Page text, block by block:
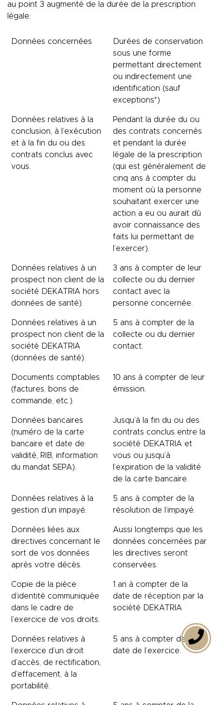
au point 3 augmenté de la durée de la prescription
légale.
Données concernées
Durées de conservation
sous une forme
permettant directement
ou indirectement une
identification (sauf
exceptions*)
Données relatives à la
conclusion, à l’exécution
et à la fin du ou des
contrats conclus avec
vous.
Pendant la durée du ou
des contrats concernés
et pendant la durée
légale de la prescription
(qui est généralement de
cinq ans à compter du
moment où la personne
souhaitant exercer une
action a eu ou aurait dû
avoir connaissance des
faits lui permettant de
l’exercer).
Données relatives à un
prospect non client de la
société DEKATRIA hors
données de santé).
3 ans à compter de leur
collecte ou du dernier
contact avec la
personne concernée.
Données relatives à un
prospect non client de la
société DEKATRIA
(données de santé).
5 ans à compter de la
collecte ou du dernier
contact.
Documents comptables
(factures, bons de
commande, etc.).
10 ans à compter de leur
émission.
Données bancaires
(numéro de la carte
bancaire et date de
validité, RIB, information
du mandat SEPA).
Jusqu’à la fin du ou des
contrats conclus entre la
société DEKATRIA et
vous ou jusqu’à
l’expiration de la validité
de la carte bancaire.
Données relatives à la
gestion d’un impayé.
5 ans à compter de la
résolution de l’impayé.
Données liées aux
directives concernant le
sort de vos données
après votre décès.
Aussi longtemps que les
données concernées par
les directives seront
conservées.
Copie de la pièce
d’identité communiquée
dans le cadre de
l’exercice de vos droits.
1 an à compter de la
date de réception par la
société DEKATRIA
Données relatives à
l’exercice d’un droit
d’accès, de rectification,
d’effacement, à la
portabilité.
5 ans à compter de la
date de l’exercice.